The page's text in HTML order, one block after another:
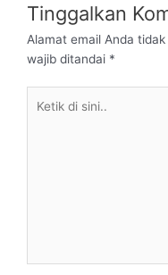
Tinggalkan
Alamat email Anda
wajib ditandai *